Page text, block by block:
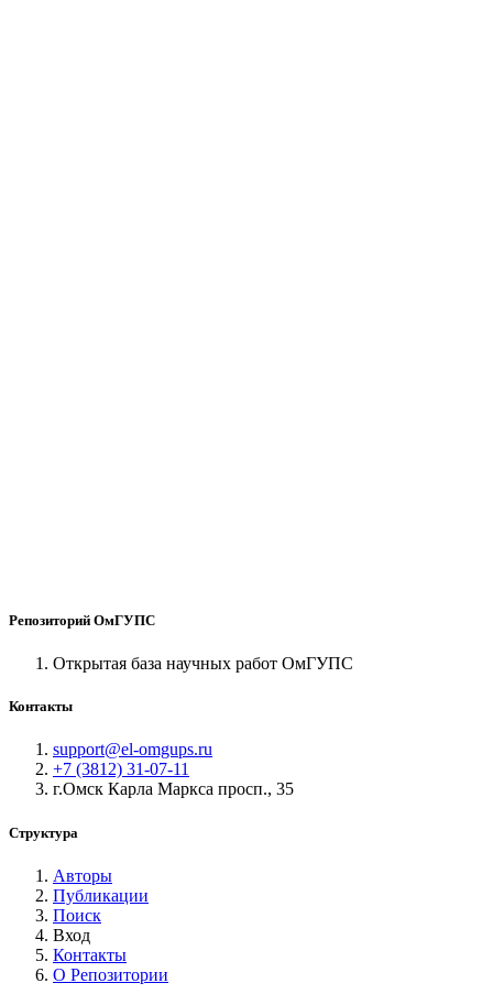
Репозиторий ОмГУПС
Открытая база научных работ ОмГУПС
Контакты
support@el-omgups.ru
+7 (3812) 31-07-11
г.Омск Карла Маркса просп., 35
Структура
Авторы
Публикации
Поиск
Вход
Контакты
О Репозитории